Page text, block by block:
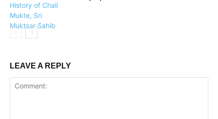
LEAVE A REPLY